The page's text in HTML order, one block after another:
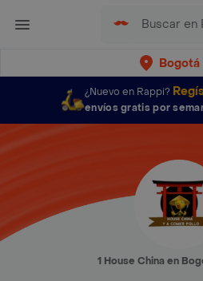
Bogotá
¿Nuevo en Rappi?
envíos gratis por
1 House China en